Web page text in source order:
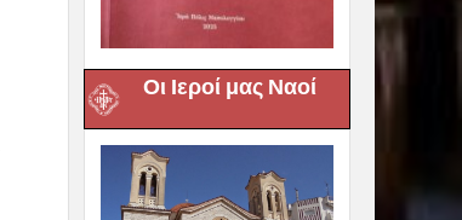
Οι Ιεροί μας Ναοί